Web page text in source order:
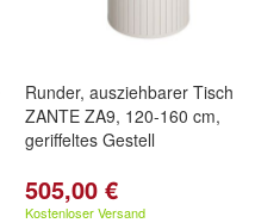
Runder, ausziehbarer Tisch
ZANTE ZA9, 120-160 cm,
geriffeltes Gestell
505,00 €
Kostenloser Versand